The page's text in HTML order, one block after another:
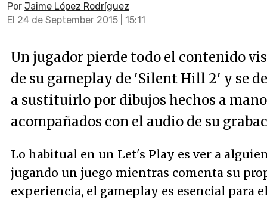
Por Jaime López Rodríguez
El 24 de September 2015 | 15:11
Un jugador pierde todo el contenido
de su gameplay de 'Silent Hill 2' y se
a sustituirlo por dibujos hechos a mano
acompañados con el audio de su
Lo habitual en un Let's Play es ver a
jugando un juego mientras comenta su
experiencia, el gameplay es esencial para